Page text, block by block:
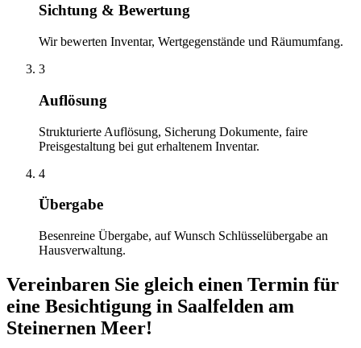
Sichtung & Bewertung
Wir bewerten Inventar, Wertgegenstände und Räumumfang.
3
Auflösung
Strukturierte Auflösung, Sicherung Dokumente, faire
Preisgestaltung bei gut erhaltenem Inventar.
4
Übergabe
Besenreine Übergabe, auf Wunsch Schlüsselübergabe an
Hausverwaltung.
Vereinbaren Sie gleich einen Termin für
eine Besichtigung in Saalfelden am
Steinernen Meer!